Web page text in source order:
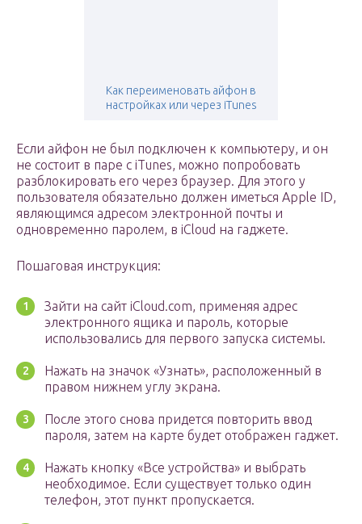
Как переименовать айфон в
настройках или через iTunes
Если айфон не был подключен к компьютеру, и он
не состоит в паре с iTunes, можно попробовать
разблокировать его через браузер. Для этого у
пользователя обязательно должен иметься Apple ID,
являющимся адресом электронной почты и
одновременно паролем, в iCloud на гаджете.
Пошаговая инструкция:
Зайти на сайт iCloud.com, применяя адрес
электронного ящика и пароль, которые
использовались для первого запуска системы.
Нажать на значок «Узнать», расположенный в
правом нижнем углу экрана.
После этого снова придется повторить ввод
пароля, затем на карте будет отображен гаджет.
Нажать кнопку «Все устройства» и выбрать
необходимое. Если существует только один
телефон, этот пункт пропускается.